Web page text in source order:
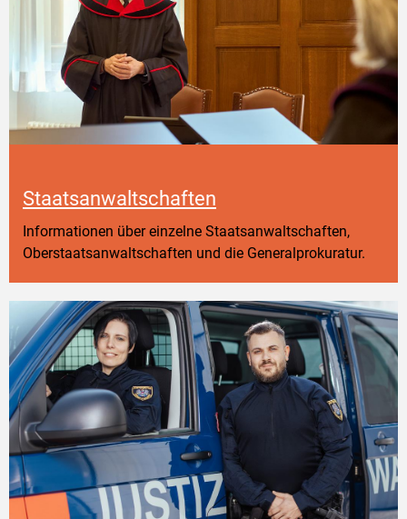
Staatsanwaltschaften
Informationen über einzelne Staatsanwaltschaften,
Oberstaatsanwaltschaften und die Generalprokuratur.